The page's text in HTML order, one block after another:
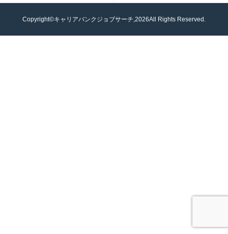
Copyright©キャリアバンクジョブサーチ,2026All Rights Reserved.